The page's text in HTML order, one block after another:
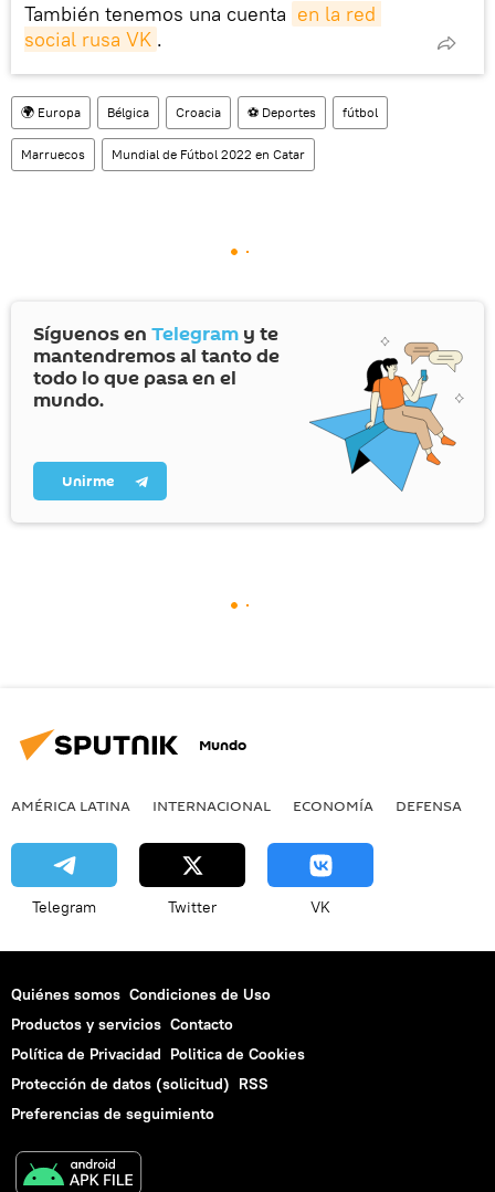
También tenemos una cuenta en la red
social rusa VK .
🌍 Europa Bélgica Croacia ⚽ Deportes fútbol
Marruecos Mundial de Fútbol 2022 en Catar
Síguenos en Telegram y te
mantendremos al tanto de
todo lo que pasa en el
mundo.
Unirme
Mundo
AMÉRICA LATINA INTERNACIONAL ECONOMÍA DEFENSA
Telegram Twitter VK
Quiénes somos Condiciones de Uso
Productos y servicios Contacto
Política de Privacidad Politica de Cookies
Protección de datos (solicitud) RSS
Preferencias de seguimiento